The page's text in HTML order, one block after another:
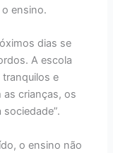
ensino.
dias se
A escola
e
as crianças, os
o ensino não